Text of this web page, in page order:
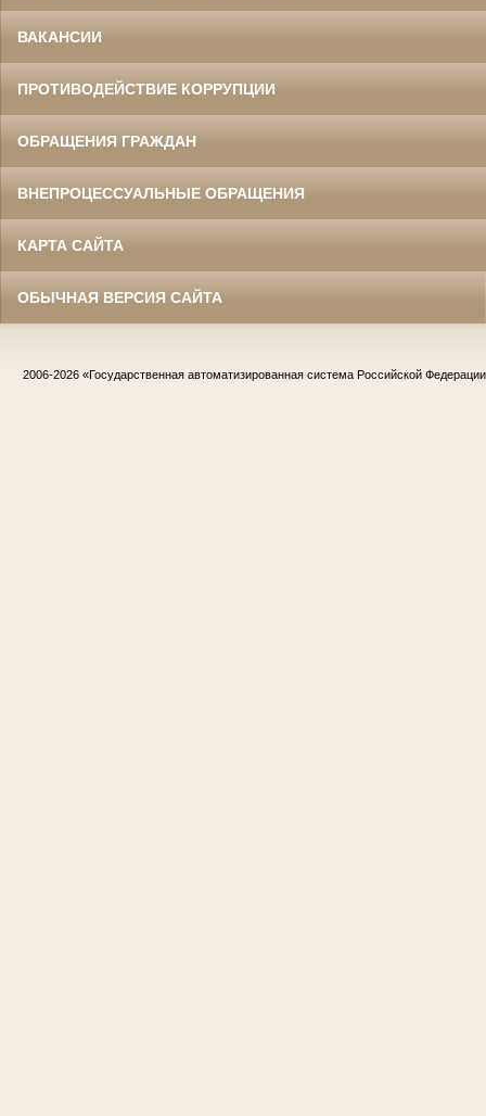
ВАКАНСИИ
ПРОТИВОДЕЙСТВИЕ КОРРУПЦИИ
ОБРАЩЕНИЯ ГРАЖДАН
ВНЕПРОЦЕССУАЛЬНЫЕ ОБРАЩЕНИЯ
КАРТА САЙТА
ОБЫЧНАЯ ВЕРСИЯ САЙТА
2006-2026 «Государственная автоматизированная система Российской